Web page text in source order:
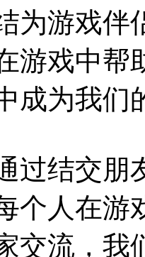
为游戏伴
游戏中帮
成为我们
过结交朋
个人在游
交流，我